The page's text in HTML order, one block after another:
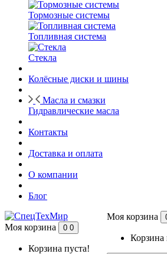
Тормозные системы
Топливная система
Стекла
Колёсные диски и шины
Масла и смазки
Гидравлические масла
Контакты
Доставка и оплата
О компании
Блог
Моя корзина
Корзина
Моя корзина 0 0
Корзина пуста!